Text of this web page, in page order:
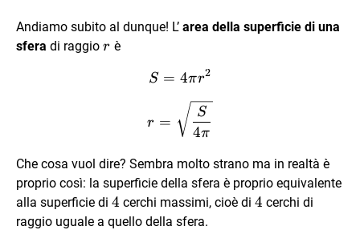
Andiamo subito al dunque! L’ area della superficie di una
sfera di raggio r
r è
S=4\pi r^2
S = 4πr2
r=\sqrt{\dfrac{S}{4\pi}}
r =
4π
S
Che cosa vuol dire? Sembra molto strano ma in realtà è
proprio così: la superficie della sfera è proprio equivalente
alla superficie di 4
4 cerchi massimi, cioè di 4
4 cerchi di
raggio uguale a quello della sfera.